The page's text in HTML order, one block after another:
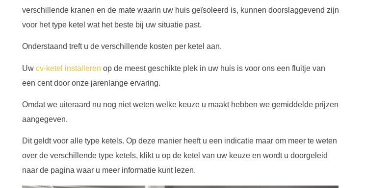
verschillende kranen en de mate waarin uw huis geïsoleerd is, kunnen doorslaggevend zijn
voor het type ketel wat het beste bij uw situatie past.
Onderstaand treft u de verschillende kosten per ketel aan.
Uw cv-ketel installeren op de meest geschikte plek in uw huis is voor ons een fluitje van
een cent door onze jarenlange ervaring.
Omdat we uiteraard nu nog niet weten welke keuze u maakt hebben we gemiddelde prijzen
aangegeven.
Dit geldt voor alle type ketels. Op deze manier heeft u een indicatie maar om meer te weten
over de verschillende type ketels, klikt u op de ketel van uw keuze en wordt u doorgeleid
naar de pagina waar u meer informatie kunt lezen.